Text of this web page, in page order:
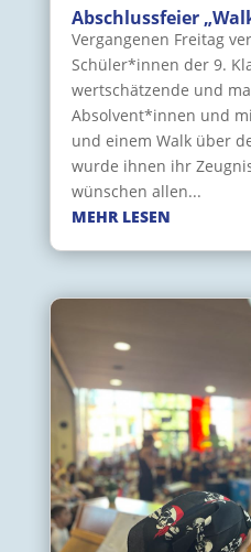
Abschlussfeier
Vergangenen Freitag
Schüler*innen der 9.
wertschätzende und
Absolvent*innen und
und einem Walk über
wurde ihnen ihr
wünschen allen...
MEHR LESEN